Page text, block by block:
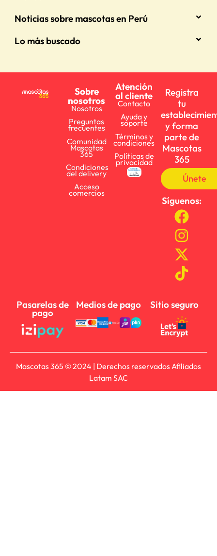
Noticias sobre mascotas en Perú
Lo más buscado
Sobre
nosotros
Nosotros
Preguntas
frecuentes
Comunidad
Mascotas
365
Condiciones
del delivery
Acceso
comercios
Atención
al cliente
Contacto
Ayuda y
soporte
Términos y
condiciones
Políticas de
privacidad
Registra
tu
y forma
parte de
Mascotas
365
Únete
Síguenos:
Pasarelas de
pago
Medios de pago Sitio seguro
Mascotas 365 © 2024 | Derechos reservados Afiliados
Latam SAC